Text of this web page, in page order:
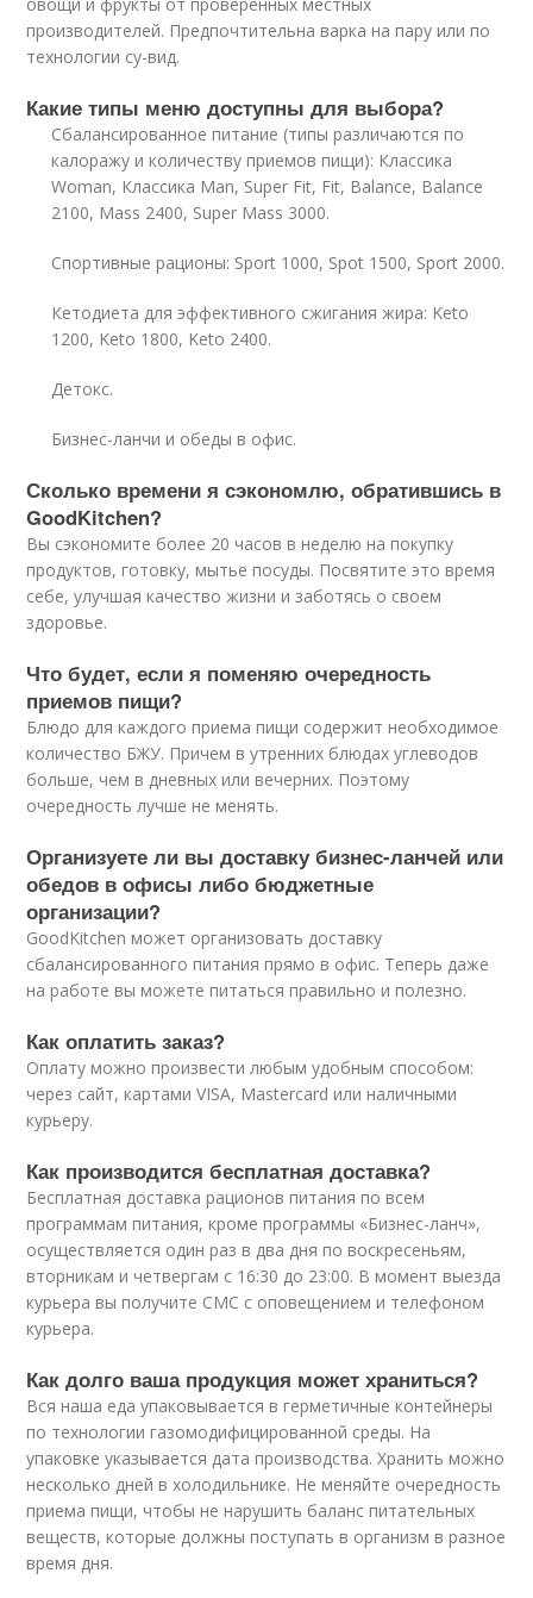
производителей. Предпочтительна варка на пару или по
технологии су-вид.
Какие типы меню доступны для выбора?
Сбалансированное питание (типы различаются по
калоражу и количеству приемов пищи): Классика
Woman, Классика Man, Super Fit, Fit, Balance, Balance
2100, Mass 2400, Super Mass 3000.
Спортивные рационы: Sport 1000, Spot 1500, Sport 2000.
Кетодиета для эффективного сжигания жира: Keto
1200, Keto 1800, Keto 2400.
Детокс.
Бизнес-ланчи и обеды в офис.
Сколько времени я сэкономлю, обратившись в
GoodKitchen?
Вы сэкономите более 20 часов в неделю на покупку
продуктов, готовку, мытье посуды. Посвятите это время
себе, улучшая качество жизни и заботясь о своем
здоровье.
Что будет, если я поменяю очередность
приемов пищи?
Блюдо для каждого приема пищи содержит необходимое
количество БЖУ. Причем в утренних блюдах углеводов
больше, чем в дневных или вечерних. Поэтому
очередность лучше не менять.
Организуете ли вы доставку бизнес-ланчей или
обедов в офисы либо бюджетные
организации?
GoodKitchen может организовать доставку
сбалансированного питания прямо в офис. Теперь даже
на работе вы можете питаться правильно и полезно.
Как оплатить заказ?
Оплату можно произвести любым удобным способом:
через сайт, картами VISA, Mastercard или наличными
курьеру.
Как производится бесплатная доставка?
Бесплатная доставка рационов питания по всем
программам питания, кроме программы «Бизнес-ланч»,
осуществляется один раз в два дня по воскресеньям,
вторникам и четвергам с 16:30 до 23:00. В момент выезда
курьера вы получите СМС с оповещением и телефоном
курьера.
Как долго ваша продукция может храниться?
Вся наша еда упаковывается в герметичные контейнеры
по технологии газомодифицированной среды. На
упаковке указывается дата производства. Хранить можно
несколько дней в холодильнике. Не меняйте очередность
приема пищи, чтобы не нарушить баланс питательных
веществ, которые должны поступать в организм в разное
время дня.